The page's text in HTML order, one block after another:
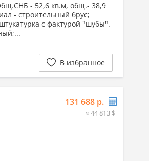
- 52,6 кв.м, общ.- 38,9
- строительный брус;
с фактурой "шубы".
В избранное
131 688 р.
≈ 44 813 $